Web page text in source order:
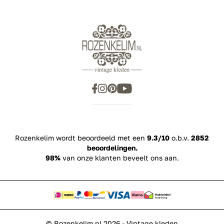
Rozenkelim wordt beoordeeld met een 9.3/10 o.b.v. 2852
beoordelingen.
98%van onze klanten beveelt ons aan.